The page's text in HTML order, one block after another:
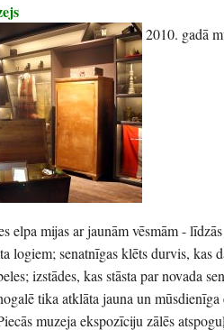
2010. gadā
elpa mijas ar jaunām vēsmām -
logiem; senatnīgas klēts durvis, kas
izstādes, kas stāsta par novada
tika atklāta jauna un
muzeja ekspozīciju zālēs